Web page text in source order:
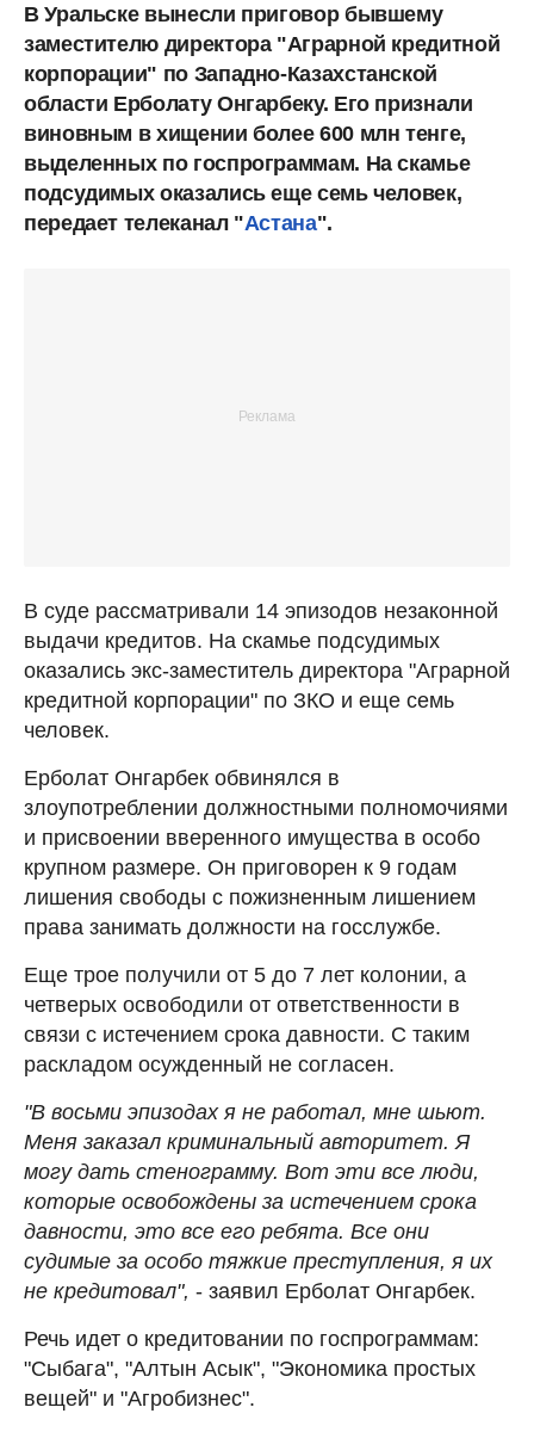
В Уральске вынесли приговор бывшему
заместителю директора "Аграрной кредитной
корпорации" по Западно-Казахстанской
области Ерболату Онгарбеку. Его признали
виновным в хищении более 600 млн тенге,
выделенных по госпрограммам. На скамье
подсудимых оказались еще семь человек,
передает телеканал "Астана".
В суде рассматривали 14 эпизодов незаконной
выдачи кредитов. На скамье подсудимых
оказались экс-заместитель директора "Аграрной
кредитной корпорации" по ЗКО и еще семь
человек.
Ерболат Онгарбек обвинялся в
злоупотреблении должностными полномочиями
и присвоении вверенного имущества в особо
крупном размере. Он приговорен к 9 годам
лишения свободы с пожизненным лишением
права занимать должности на госслужбе.
Еще трое получили от 5 до 7 лет колонии, а
четверых освободили от ответственности в
связи с истечением срока давности. С таким
раскладом осужденный не согласен.
"В восьми эпизодах я не работал, мне шьют.
Меня заказал криминальный авторитет. Я
могу дать стенограмму. Вот эти все люди,
которые освобождены за истечением срока
давности, это все его ребята. Все они
судимые за особо тяжкие преступления, я их
не кредитовал", - заявил Ерболат Онгарбек.
Речь идет о кредитовании по госпрограммам:
"Сыбага", "Алтын Асык", "Экономика простых
вещей" и "Агробизнес".